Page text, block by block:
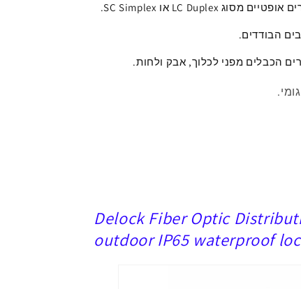
LC Duplex או SC Simplex
.
הבודדים.
הכבלים מפני לכלוך, אבק ולחות.
.
Delock Fiber Optic
outdoor IP65 waterproof